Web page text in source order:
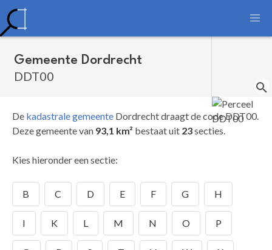
Gemeente Dordrecht
DDT00
De kadastrale gemeente Dordrecht draagt de code DDT00.
Deze gemeente van 93,1 km² bestaat uit 23secties.
Kies hieronder een sectie:
B C D E F G H
I K L M N O P